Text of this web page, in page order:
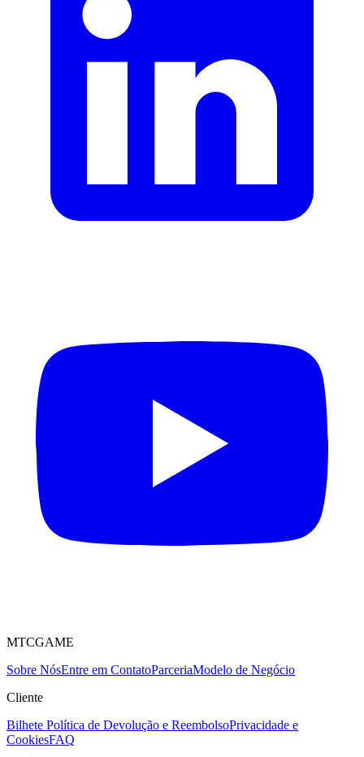
MTCGAME
Sobre NósEntre em ContatoParceriaModelo de Negócio
Cliente
Bilhete Política de Devolução e ReembolsoPrivacidade e
CookiesFAQ